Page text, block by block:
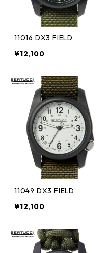
11016 DX3 FIELD
¥12,100
11049 DX3 FIELD
¥12,100